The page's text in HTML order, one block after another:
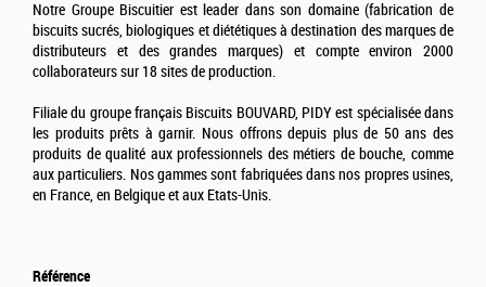
Notre Groupe Biscuitier est leader dans son domaine (fabrication de
biscuits sucrés, biologiques et diététiques à destination des marques de
distributeurs et des grandes marques) et compte environ 2000
collaborateurs sur 18 sites de production.
Filiale du groupe français Biscuits BOUVARD, PIDY est spécialisée dans
les produits prêts à garnir. Nous offrons depuis plus de 50 ans des
produits de qualité aux professionnels des métiers de bouche, comme
aux particuliers. Nos gammes sont fabriquées dans nos propres usines,
en France, en Belgique et aux Etats-Unis.
Référence